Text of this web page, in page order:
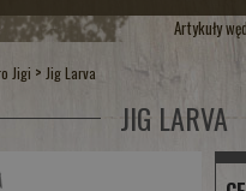
Artykuły
Jigi >Jig Larva
JIG LARVA